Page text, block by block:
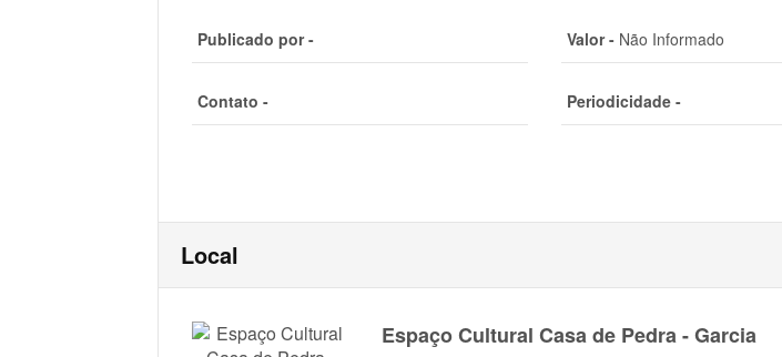
Publicado por - Valor -Não Informado
Contato - Periodicidade -
Local
Espaço Cultural Casa de Pedra - Garcia